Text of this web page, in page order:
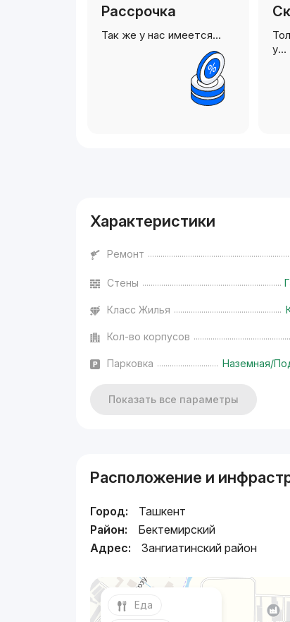
Рассрочка
Так же у нас имеется…
у…
Характеристики
Ремонт
Стены
Класс Жилья
Кол-во корпусов
Парковка Наземная/
Показать все параметры
Расположение и
Город:
Ташкент
Район:
Бектемирский
Адрес:
Зангиатинский район
Еда